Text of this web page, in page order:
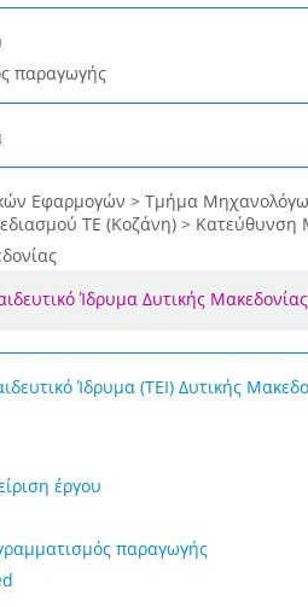
παραγωγής
Εφαρμογών > Τμήμα
ΤΕ (Κοζάνη) >
Ίδρυμα Δυτικής Μακεδονίας
Ίδρυμα (ΤΕΙ) Δυτικής
έργου
παραγωγής